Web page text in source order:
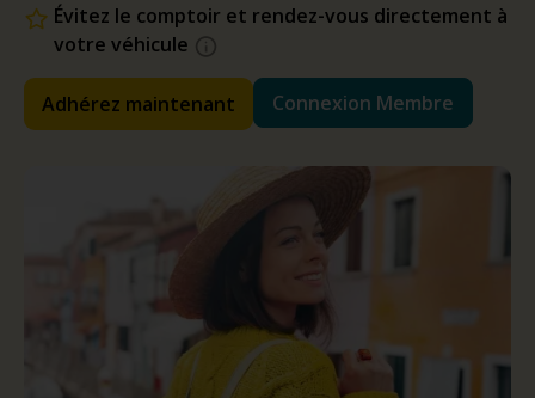
Évitez le comptoir et rendez-vous directement à
votre véhicule
Adhérez maintenant Connexion Membre